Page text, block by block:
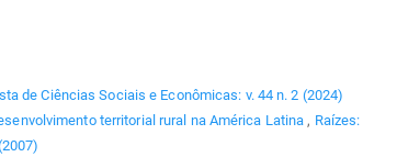
de Ciências Sociais e Econômicas: v. 44 n. 2 (2024)
territorial rural na América Latina, Raízes: